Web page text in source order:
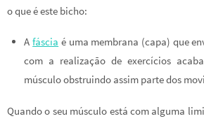
o que é este bicho:
Afáscia é uma membrana (capa) que
com a realização de exercícios
músculo obstruindo assim parte dos
Quando o seu músculo está com alguma